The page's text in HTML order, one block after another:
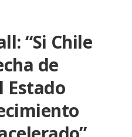
“Si Chile
de
Estado